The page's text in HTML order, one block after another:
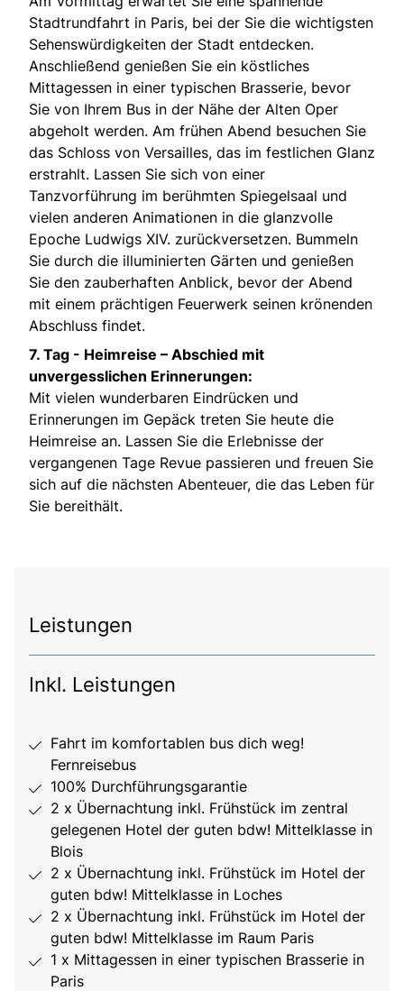
Stadtrundfahrt in Paris, bei der Sie die wichtigsten
Sehenswürdigkeiten der Stadt entdecken.
Anschließend genießen Sie ein köstliches
Mittagessen in einer typischen Brasserie, bevor
Sie von Ihrem Bus in der Nähe der Alten Oper
abgeholt werden. Am frühen Abend besuchen Sie
das Schloss von Versailles, das im festlichen Glanz
erstrahlt. Lassen Sie sich von einer
Tanzvorführung im berühmten Spiegelsaal und
vielen anderen Animationen in die glanzvolle
Epoche Ludwigs XIV. zurückversetzen. Bummeln
Sie durch die illuminierten Gärten und genießen
Sie den zauberhaften Anblick, bevor der Abend
mit einem prächtigen Feuerwerk seinen krönenden
Abschluss findet.
7. Tag - Heimreise – Abschied mit
unvergesslichen Erinnerungen:
Mit vielen wunderbaren Eindrücken und
Erinnerungen im Gepäck treten Sie heute die
Heimreise an. Lassen Sie die Erlebnisse der
vergangenen Tage Revue passieren und freuen Sie
sich auf die nächsten Abenteuer, die das Leben für
Sie bereithält.
Leistungen
Inkl. Leistungen
Fahrt im komfortablen bus dich weg!
Fernreisebus
100% Durchführungsgarantie
2 x Übernachtung inkl. Frühstück im zentral
gelegenen Hotel der guten bdw! Mittelklasse in
Blois
2 x Übernachtung inkl. Frühstück im Hotel der
guten bdw! Mittelklasse in Loches
2 x Übernachtung inkl. Frühstück im Hotel der
guten bdw! Mittelklasse im Raum Paris
1 x Mittagessen in einer typischen Brasserie in
Paris